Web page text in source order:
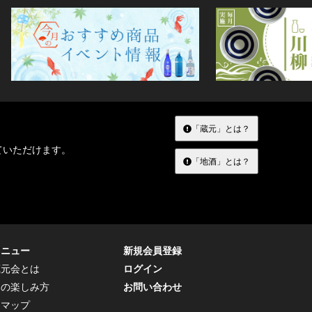
ただけます。
「蔵元」とは？
「地酒」とは？
ュー
会とは
楽しみ方
ップ
新規会員登録
ログイン
お問い合わせ